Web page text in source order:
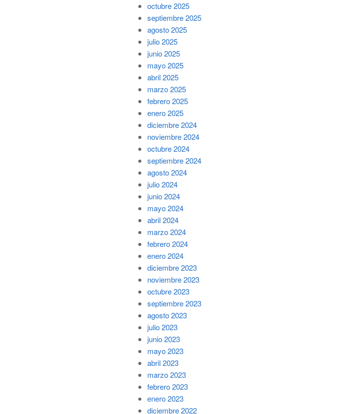
octubre 2025
septiembre 2025
agosto 2025
julio 2025
junio 2025
mayo 2025
abril 2025
marzo 2025
febrero 2025
enero 2025
diciembre 2024
noviembre 2024
octubre 2024
septiembre 2024
agosto 2024
julio 2024
junio 2024
mayo 2024
abril 2024
marzo 2024
febrero 2024
enero 2024
diciembre 2023
noviembre 2023
octubre 2023
septiembre 2023
agosto 2023
julio 2023
junio 2023
mayo 2023
abril 2023
marzo 2023
febrero 2023
enero 2023
diciembre 2022